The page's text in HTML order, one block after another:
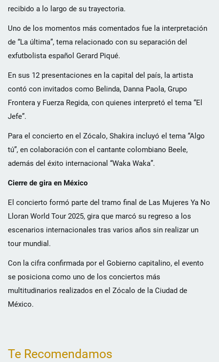
recibido a lo largo de su trayectoria.
Uno de los momentos más comentados fue la interpretación
de “La última”, tema relacionado con su separación del
exfutbolista español Gerard Piqué.
En sus 12 presentaciones en la capital del país, la artista
contó con invitados como Belinda, Danna Paola, Grupo
Frontera y Fuerza Regida, con quienes interpretó el tema “El
Jefe”.
Para el concierto en el Zócalo, Shakira incluyó el tema “Algo
tú”, en colaboración con el cantante colombiano Beele,
además del éxito internacional “Waka Waka”.
Cierre de gira en México
El concierto formó parte del tramo final de Las Mujeres Ya No
Lloran World Tour 2025, gira que marcó su regreso a los
escenarios internacionales tras varios años sin realizar un
tour mundial.
Con la cifra confirmada por el Gobierno capitalino, el evento
se posiciona como uno de los conciertos más
multitudinarios realizados en el Zócalo de la Ciudad de
México.
Te Recomendamos